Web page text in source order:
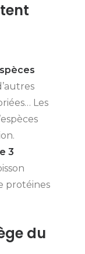
Les
3
protéines
du